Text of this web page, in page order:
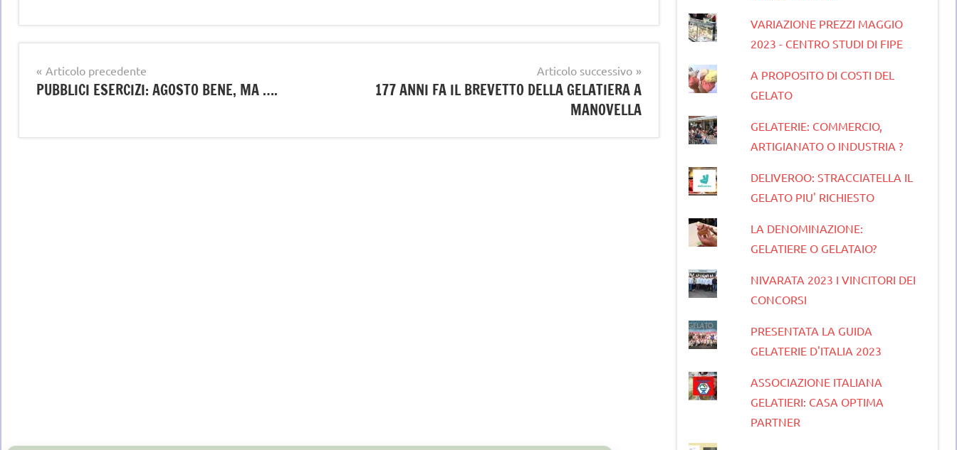
ARTIGIANALE
Navigazione
articoli
Articolo precedente
PUBBLICI ESERCIZI: AGOSTO BENE, MA ….
Articolo successivo
177 ANNI FA IL BREVETTO DELLA GELATIERA A
MANOVELLA
VARIAZIONE PREZZI MAGGIO
2023 - CENTRO STUDI DI FIPE
A PROPOSITO DI COSTI DEL
GELATO
GELATERIE: COMMERCIO,
ARTIGIANATO O INDUSTRIA ?
DELIVEROO: STRACCIATELLA IL
GELATO PIU' RICHIESTO
LA DENOMINAZIONE:
GELATIERE O GELATAIO?
NIVARATA 2023 I VINCITORI DEI
CONCORSI
PRESENTATA LA GUIDA
GELATERIE D'ITALIA 2023
ASSOCIAZIONE ITALIANA
GELATIERI: CASA OPTIMA
PARTNER